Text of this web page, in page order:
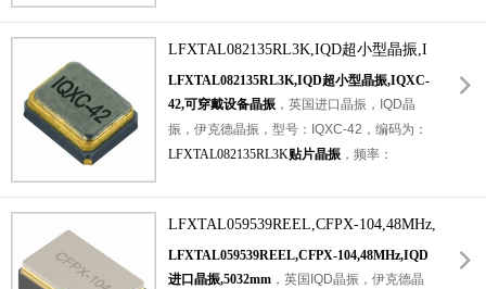
载电容：8pF，工作温度范围：-40℃至
+85℃，小体积晶振尺寸：2.0x1.6x0.5mm封
装，四脚贴片晶振，石英晶振，无源晶振，
SMD晶振，石英晶体谐振器。具有超小型，轻
薄型，高品质，高性能，耐热及耐环保特点。
进口晶振，应用于：可穿戴设备晶振，无线蓝
戏机设备晶振，智能家居等应用。
LFXTAL082135RL3K,IQD超小型晶振,I
QXC-42,可穿戴设备晶振
LFXTAL082135RL3K,IQD超小型晶振,IQXC-
42,可穿戴设备晶振 ，英国进口晶振，IQD晶
振，伊克德晶振，型号：IQXC-42，编码为：
LFXTAL082135RL3K贴片晶振 ，频率：
±10ppm，负载电容：8pF，工作温度范
围：-40℃至+85℃，小体积晶振尺寸：
2.0x1.6x0.5mm封装，四脚贴片晶振，无源晶
振，SMD晶振，2016晶振，石英晶体谐振器，
LFXTAL059539REEL,CFPX-104,48MHz,
IQD进口晶振,5032mm
LFXTAL059539REEL,CFPX-104,48MHz,IQD
进口晶振,5032mm ，英国IQD晶振，伊克德晶